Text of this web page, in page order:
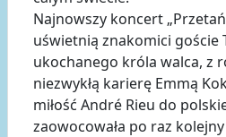
Najnowszy koncert
uświetnią znakomici goście
ukochanego króla walca, z
niezwykłą karierę Emmą
miłość André Rieu do
zaowocowała po raz